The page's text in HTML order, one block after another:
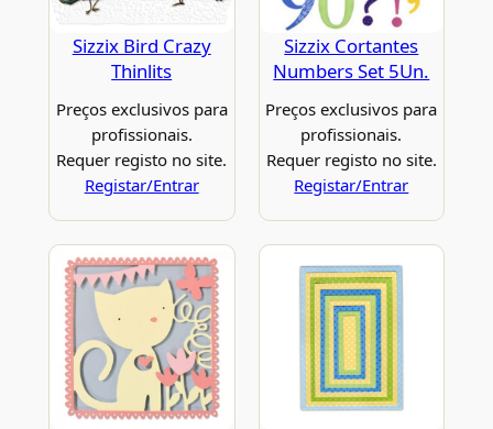
Sizzix Bird Crazy
Thinlits
Preços exclusivos para
profissionais.
Requer registo no site.
Registar/Entrar
Sizzix Cortantes
Numbers Set 5Un.
Preços exclusivos para
profissionais.
Requer registo no site.
Registar/Entrar